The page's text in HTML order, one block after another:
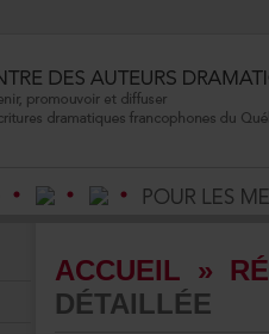
ACCUEIL »
DÉTAILLÉE